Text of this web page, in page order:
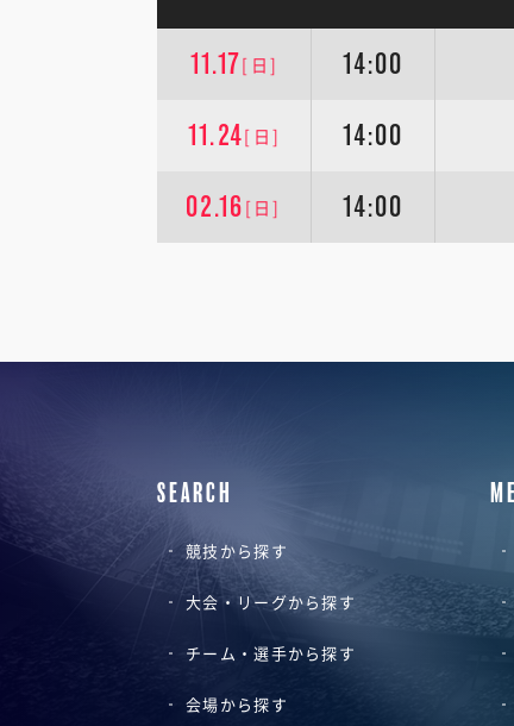
11.17[日] 14:00
11.24[日] 14:00
02.16 [日] 14:00
SEARCH
競技から探す
大会・リーグから探す
チーム・選手から探す
会場から探す